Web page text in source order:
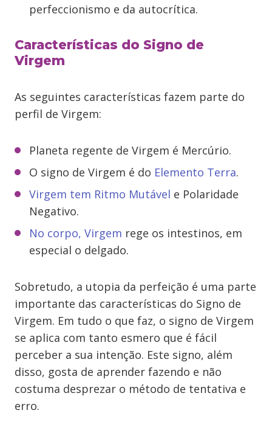
perfeccionismo e da autocrítica.
Características do Signo de
Virgem
As seguintes características fazem parte do
perfil de Virgem:
Planeta regente de Virgem é Mercúrio.
O signo de Virgem é do Elemento Terra.
Virgem tem Ritmo Mutável e Polaridade
Negativo.
No corpo, Virgem rege os intestinos, em
especial o delgado.
Sobretudo, a utopia da perfeição é uma parte
importante das características do Signo de
Virgem. Em tudo o que faz, o signo de Virgem
se aplica com tanto esmero que é fácil
perceber a sua intenção. Este signo, além
disso, gosta de aprender fazendo e não
costuma desprezar o método de tentativa e
erro.